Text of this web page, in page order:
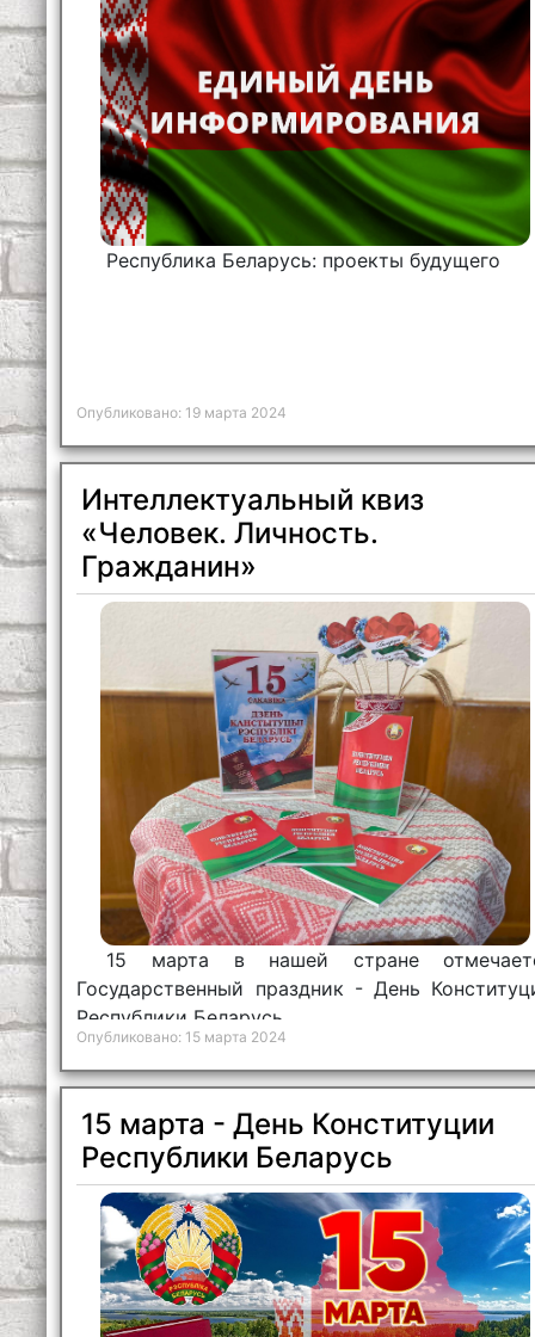
Республика Беларусь: проекты будущего
Опубликовано: 19 марта 2024
Интеллектуальный квиз
«Человек. Личность.
Гражданин»
15 марта в нашей стране
Государственный праздник - День
Республики Беларусь.
Опубликовано: 15 марта 2024
15 марта - День Конституции
Республики Беларусь